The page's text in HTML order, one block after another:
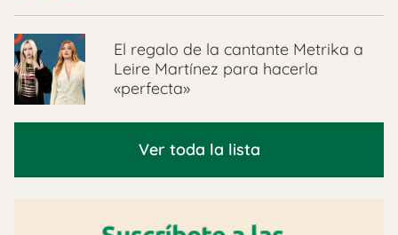
El regalo de la cantante Metrika a
Leire Martínez para hacerla
«perfecta»
Ver toda la lista